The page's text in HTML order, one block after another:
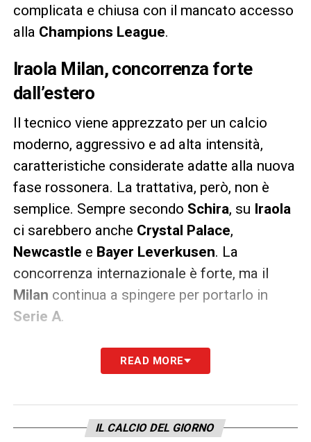
complicata e chiusa con il mancato accesso
alla Champions League.
Iraola Milan, concorrenza forte
dall’estero
Il tecnico viene apprezzato per un calcio
moderno, aggressivo e ad alta intensità,
caratteristiche considerate adatte alla nuova
fase rossonera. La trattativa, però, non è
semplice. Sempre secondo Schira, su Iraola
ci sarebbero anche Crystal Palace,
Newcastle e Bayer Leverkusen. La
concorrenza internazionale è forte, ma il
Milan continua a spingere per portarlo in
Serie A.
LA PLAYLIST DELLE NOSTRE TOP NEWS
READ MORE
IL CALCIO DEL GIORNO